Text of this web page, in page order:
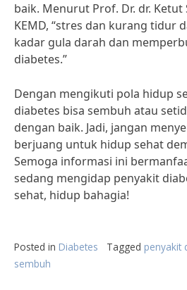
baik. Menurut Prof. Dr. dr. Ketut
KEMD, “stres dan kurang tidur
kadar gula darah dan
diabetes.”
Dengan mengikuti pola hidup
diabetes bisa sembuh atau
dengan baik. Jadi, jangan
berjuang untuk hidup sehat
Semoga informasi ini
sedang mengidap penyakit
sehat, hidup bahagia!
Posted in Diabetes Tagged penyakit
sembuh